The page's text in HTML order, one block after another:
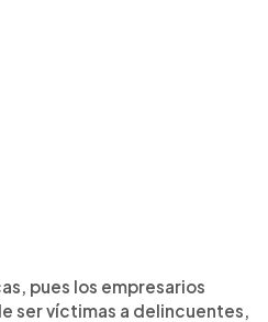
pues los empresarios
ser víctimas a delincuentes,